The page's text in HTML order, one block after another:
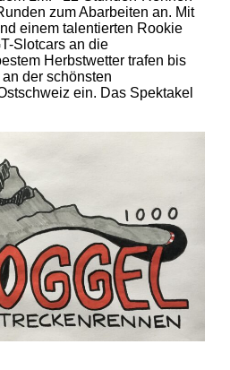
zum Abarbeiten an. Mit
einem talentierten Rookie
Slotcars an die
Herbstwetter trafen bis
der schönsten
ein. Das Spektakel